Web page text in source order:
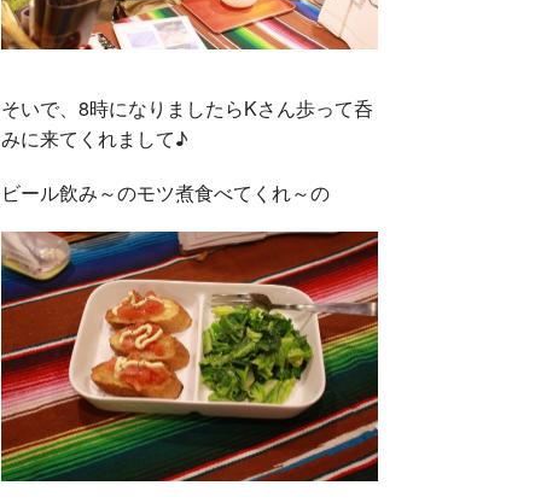
そいで、8時になりましたらKさん歩って呑
みに来てくれまして♪
ビール飲み～のモツ煮食べてくれ～の